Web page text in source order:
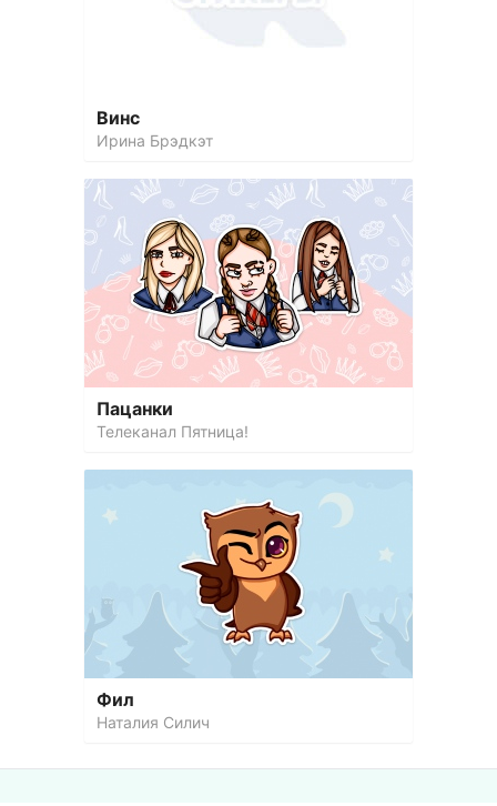
Винс
Ирина Брэдкэт
Пацанки
Телеканал Пятница!
Фил
Наталия Силич